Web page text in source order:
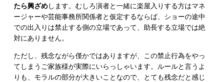
たら興ざめします。むしろ演者と一緒に楽屋入りする方はマネ
ージャーや芸能事務所関係者と仮定するならば、ショーの途中
での出入りは禁止する側の立場であって、助長する立場では絶
対にありません。
ただし、残念ながら僅かではありますが、この禁止行為をやっ
てしまうご家族様が実際にいらっしゃいます。ルールと言うよ
りも、モラルの部分が大きいことなので、とても残念だと感じ